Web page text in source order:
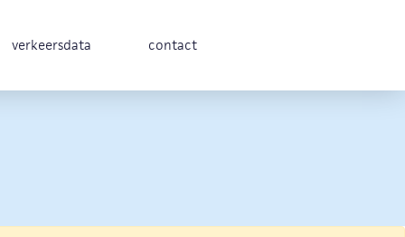
verkeersdata contact